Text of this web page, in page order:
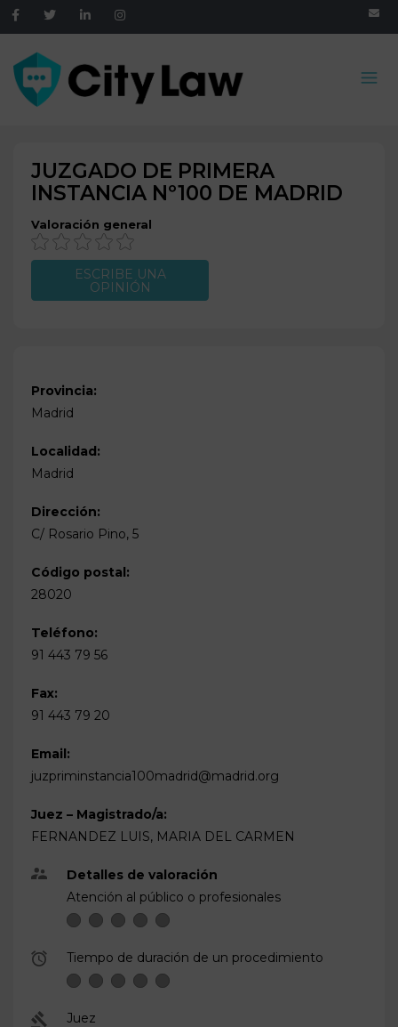
JUZGADO DE PRIMERA
INSTANCIA Nº100 DE MADRID
Valoración general
ESCRIBE UNA
OPINIÓN
Provincia:
Madrid
Localidad:
Madrid
Dirección:
C/ Rosario Pino, 5
Código postal:
28020
Teléfono:
91 443 79 56
Fax:
91 443 79 20
Email:
juzpriminstancia100madrid@madrid.org
Juez – Magistrado/a:
FERNANDEZ LUIS, MARIA DEL CARMEN
Detalles de valoración
Atención al público o profesionales
Tiempo de duración de un procedimiento
Juez